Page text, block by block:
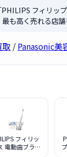
フィリッ
も高く売れる店舗
取 / Panasonic美
フィリッ
電動歯ブラシ